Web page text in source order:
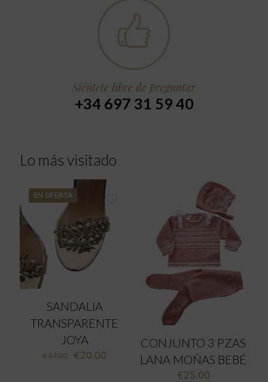
Siéntete libre de preguntar
+34 697 31 59 40
Lo más visitado
EN OFERTA
SANDALIA
TRANSPARENTE
JOYA
€37.00
El
€20.00
CONJUNTO 3 PZAS
LANA MOÑAS BEBÉ
€ 25.00